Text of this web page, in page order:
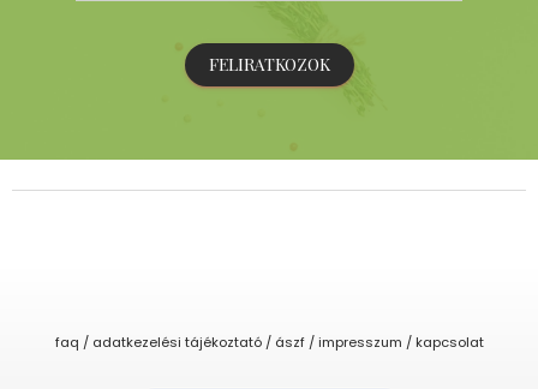
FELIRATKOZOK
faq / adatkezelési tájékoztató / ászf / impresszum / kapcsolat